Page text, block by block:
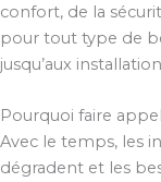
confort, de la
pour tout type de
jusqu’aux
Pourquoi faire
Avec le temps, les
dégradent et les